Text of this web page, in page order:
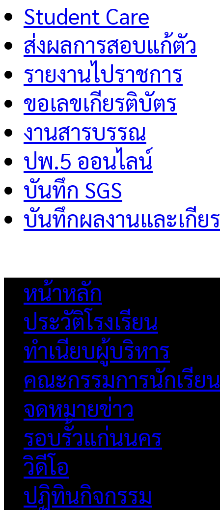
Student Care
ส่งผลการสอบแก้ตัว
รายงานไปราชการ
ขอเลขเกียรติบัตร
งานสารบรรณ
ปพ.5 ออนไลน์
บันทึก SGS
บันทึกผลงานและเกีย
หน้าหลัก
ประวัติโรงเรียน
ทำเนียบผู้บริหาร
คณะกรรมการนักเรียน
จดหมายข่าว
รอบรั้วแก่นนคร
วิดีโอ
ปฏิทินกิจกรรม